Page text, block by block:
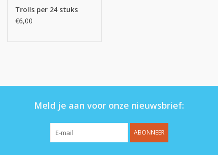
Trolls per 24 stuks
€6,00
Meld je aan voor onze nieuwsbrief:
ABONNEER